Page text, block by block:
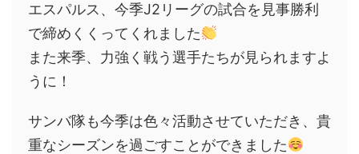
エスパルス、今季J2リーグの試合を見事勝利
で締めくくってくれました
また来季、力強く戦う選手たちが見られますよ
うに！
サンバ隊も今季は色々活動させていただき、貴
重なシーズンを過ごすことができました